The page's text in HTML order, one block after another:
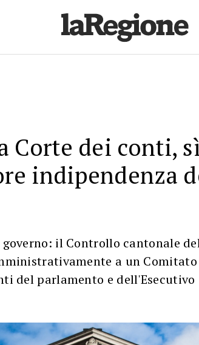
Corte dei conti,
indipendenza
il Controllo cantonale
a un Comitato
del parlamento e dell'Esecutivo